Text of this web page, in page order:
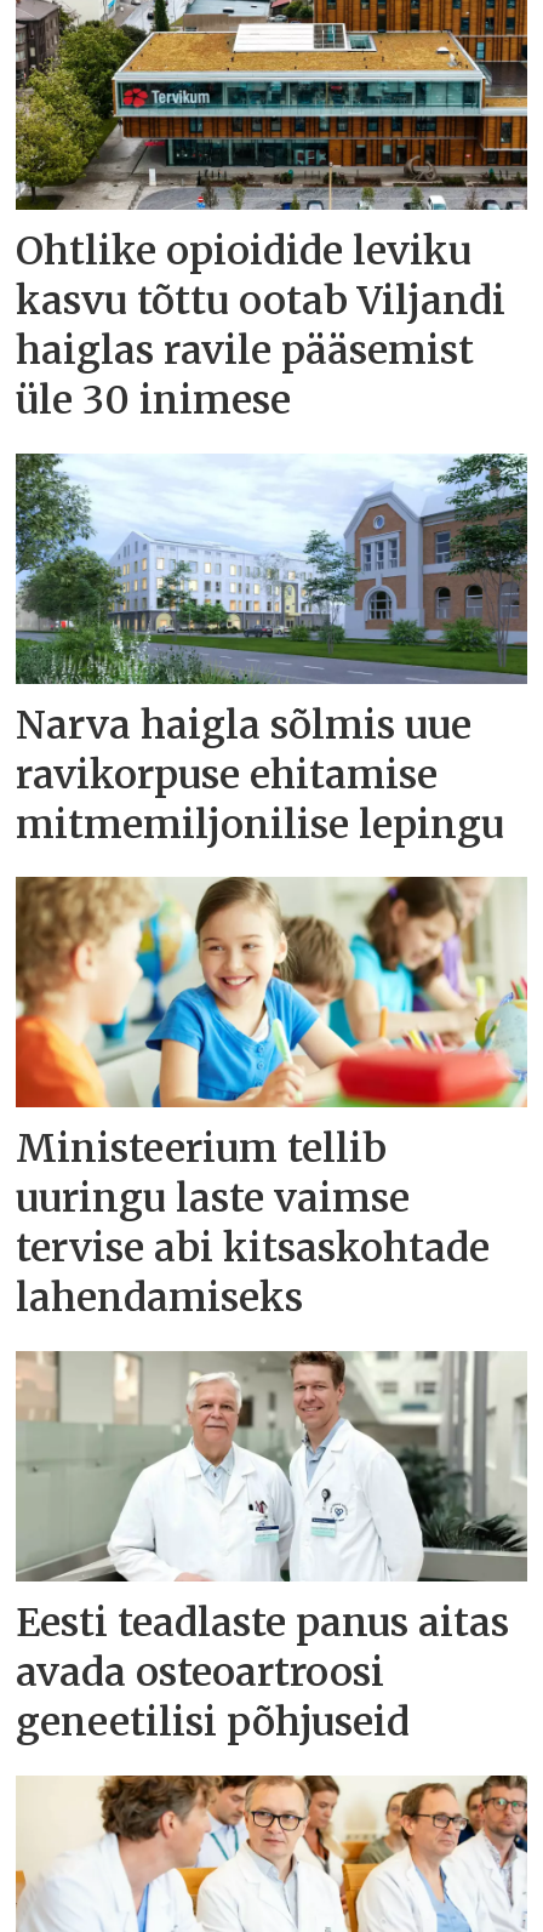
Ohtlike opioidide leviku
kasvu tõttu ootab Viljandi
haiglas ravile pääsemist
üle 30 inimese
Narva haigla sõlmis uue
ravikorpuse ehitamise
mitmemiljonilise lepingu
Ministeerium tellib
uuringu laste vaimse
tervise abi kitsaskohtade
lahendamiseks
Eesti teadlaste panus aitas
avada osteoartroosi
geneetilisi põhjuseid